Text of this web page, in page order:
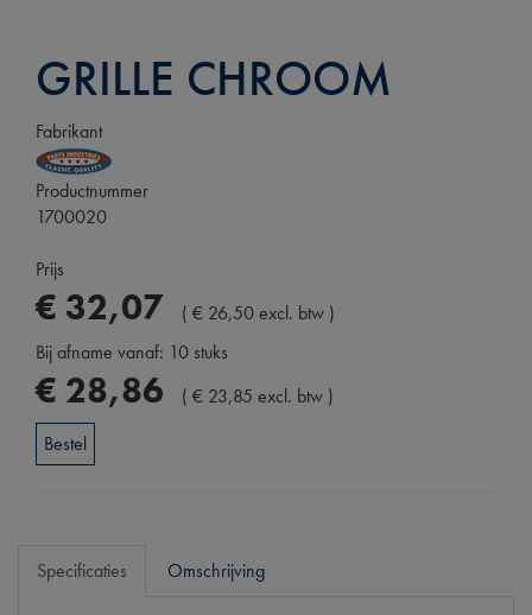
GRILLE CHROOM
Fabrikant
Productnummer
1700020
Prijs
€ 32,07 ( € 26,50excl. btw )
Bij afname vanaf: 10 stuks
€ 28,86 ( € 23,85 excl. btw )
Bestel
Specificaties Omschrijving